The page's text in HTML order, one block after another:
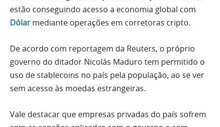
estão conseguindo acesso a economia global com
Dólar mediante operações em corretoras cripto.
De acordo com reportagem da Reuters, o próprio
governo do ditador Nicolás Maduro tem permitido o
uso de stablecoins no país pela população, ao se ver
sem acesso às moedas estrangeiras.
Vale destacar que empresas privadas do país sofrem